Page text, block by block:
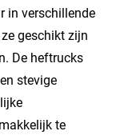
in verschillende
geschikt zijn
De heftrucks
stevige
te